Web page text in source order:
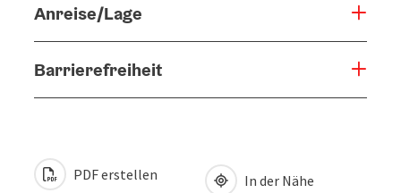
Anreise/Lage
Barrierefreiheit
PDF erstellen In der Nähe